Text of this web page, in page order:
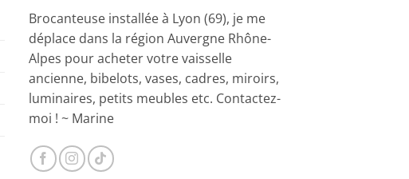
Brocanteuse installée à Lyon (69), je me
déplace dans la région Auvergne Rhône-
Alpes pour acheter votre vaisselle
ancienne, bibelots, vases, cadres, miroirs,
luminaires, petits meubles etc. Contactez-
moi ! ~ Marine